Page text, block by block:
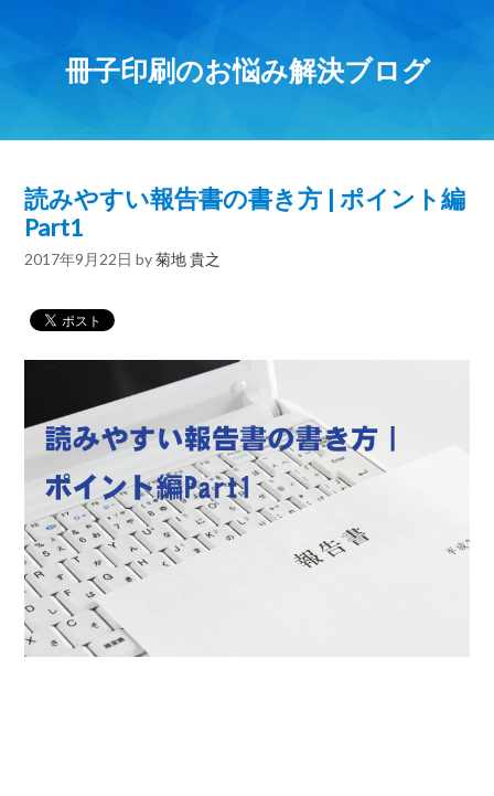
冊子印刷のお悩み解決ブログ
読みやすい報告書の書き方 | ポイント編
Part1
2017年9月22日 by菊地 貴之